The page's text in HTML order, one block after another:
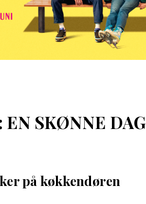
SKØNNE DAG
på køkkendøren